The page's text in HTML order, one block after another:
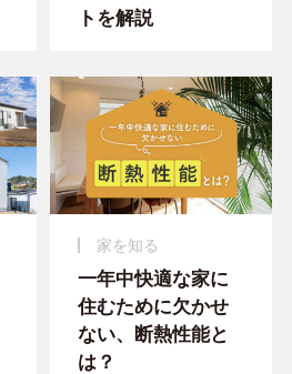
トを解説
家を知る
一年中快適な家に
住むために欠かせ
ない、断熱性能と
は？